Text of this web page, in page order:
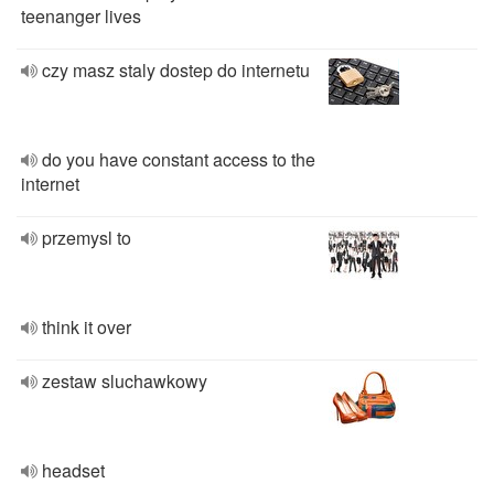
teenanger lives
czy masz staly dostep do internetu
do you have constant access to the
internet
przemysl to
think it over
zestaw sluchawkowy
headset